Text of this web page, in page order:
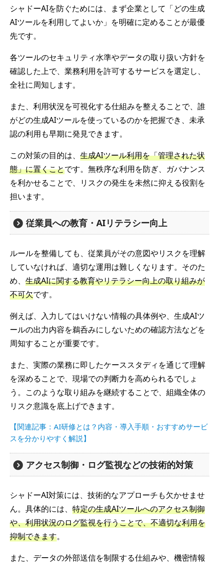
シャドーAIを防ぐためには、まず企業として「どの生成
AIツールを利用してよいか」を明確に定めることが最優
先です。
各ツールのセキュリティ水準やデータの取り扱い方針を
確認した上で、業務利用を許可するサービスを選定し、
全社に周知します。
また、利用状況を可視化する仕組みを整えることで、誰
がどの生成AIツールを使っているのかを把握でき、未承
認の利用も早期に発見できます。
この対策の目的は、 生成AIツール利用を「管理された状
態」に置くことです。無秩序な利用を防ぎ、ガバナンス
を利かせることで、リスクの発生を未然に抑える役割を
担います。
従業員への教育・AIリテラシー向上
ルールを整備しても、従業員がその意図やリスクを理解
していなければ、適切な運用は難しくなります。そのた
め、 生成AIに関する教育やリテラシー向上の取り組みが
不可欠です。
例えば、入力してはいけない情報の具体例や、生成AIツ
ールの出力内容を鵜呑みにしないための確認方法などを
周知することが重要です。
また、実際の業務に即したケーススタディを通じて理解
を深めることで、現場での判断力を高められるでしょ
う。このような取り組みを継続することで、組織全体の
リスク意識を底上げできます。
【関連記事：AI研修とは？内容・導入手順・おすすめサービ
スを分かりやすく解説】
アクセス制御・ログ監視などの技術的対策
シャドーAI対策には、技術的なアプローチも欠かせませ
ん。具体的には、 特定の生成AIツールへのアクセス制御
や、利用状況のログ監視を行うことで、不適切な利用を
抑制できます。
また、データの外部送信を制限する仕組みや、機密情報